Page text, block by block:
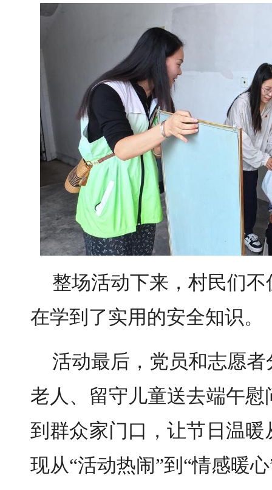
整场活动下来，村民们
在学到了实用的安全知识。
活动最后，党员和志愿
老人、留守儿童送去端午
到群众家门口，让节日温
现从“活动热闹”到“情感暖